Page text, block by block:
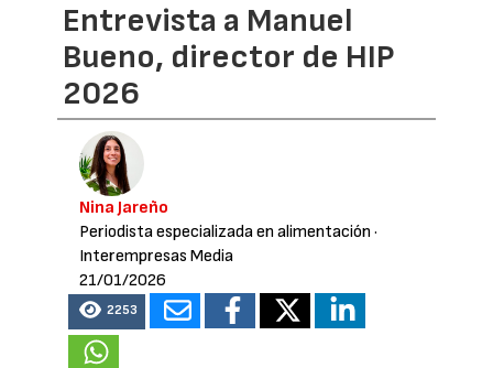
Entrevista a Manuel
Bueno, director de HIP
2026
Nina Jareño
Periodista especializada en alimentación ·
Interempresas Media
21/01/2026
2253